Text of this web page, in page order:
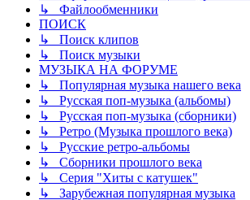
↳ Файлообменники
ПОИСК
↳ Поиск клипов
↳ Поиск музыки
МУЗЫКА НА ФОРУМЕ
↳ Популярная музыка нашего века
↳ Русская поп-музыка (альбомы)
↳ Русская поп-музыка (сборники)
↳ Ретро (Музыка прошлого века)
↳ Русские ретро-альбомы
↳ Сборники прошлого века
↳ Серия "Хиты с катушек"
↳ Зарубежная популярная музыка